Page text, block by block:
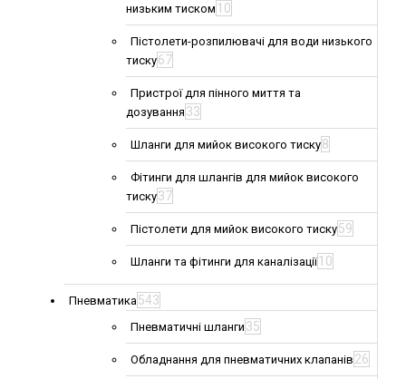
низьким тиском 10
Пістолети-розпилювачі для води низького
тиску67
Пристрої для пінного миття та
дозування 33
Шланги для мийок високого тиску8
Фітинги для шлангів для мийок високого
тиску37
Пістолети для мийок високого тиску59
Шланги та фітинги для каналізації 10
Пневматика543
Пневматичні шланги 35
Обладнання для пневматичних клапанів 26